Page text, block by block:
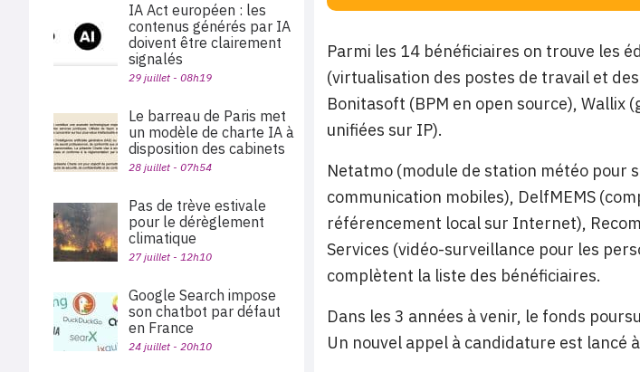
Parmi les 14 bénéficiaires on trouve les
(virtualisation des postes de travail et
Bonitasoft (BPM en open source), Wallix
unifiées sur IP).
Netatmo (module de station météo pour
communication mobiles), DelfMEMS
référencement local sur Internet),
Services (vidéo-surveillance pour les
complètent la liste des bénéficiaires.
Dans les 3 années à venir, le fonds
Un nouvel appel à candidature est lancé
IA Act européen : les
contenus générés par IA
doivent être clairement
signalés
29 juillet - 08h19
Le barreau de Paris met
un modèle de charte IA à
disposition des cabinets
28 juillet - 07h54
Pas de trève estivale
pour le dérèglement
climatique
27 juillet - 12h10
Google Search impose
son chatbot par défaut
en France
24 juillet - 20h10